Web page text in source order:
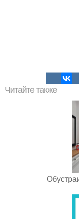
Читайте также